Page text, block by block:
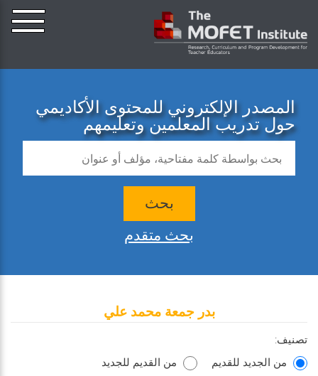
المصدر الإلكتروني للمحتوى الأكاديمي
حول تدريب المعلمين وتعليمهم
بحث
بحث متقدم
بدر جمعة محمد علي
تصنيف:
من الجديد للقديم
من القديم للجديد